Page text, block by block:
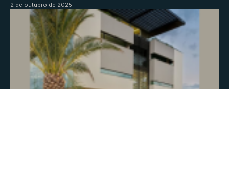
2 de outubro de 2025